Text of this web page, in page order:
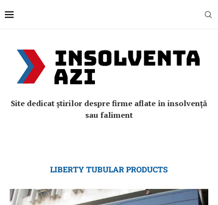
Site dedicat știrilor despre firme aflate în insolvență
sau faliment
LIBERTY TUBULAR PRODUCTS